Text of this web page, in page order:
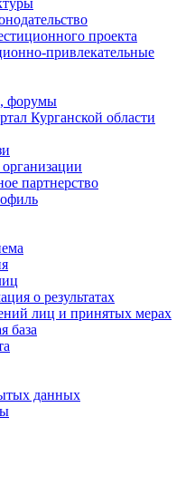
проекта
привлекательные
форумы
Курганской области
партнерство
о результатах
лиц и принятых мерах
база
данных